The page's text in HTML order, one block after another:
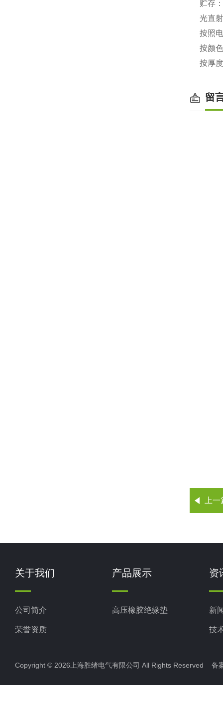
贮存
光直
按照
按颜
按厚
留
上
关于我们
公司简介
荣誉资质
产品展示
高压橡胶绝缘垫
资
新
技
Copyright © 2026上海胜绪电气有限公司 All Rights Reserved 备